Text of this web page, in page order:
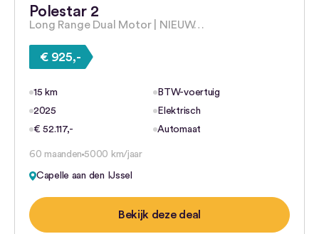
Polestar 2
Long Range Dual Motor | NIEUW…
€ 925,-
15 km
BTW-voertuig
2025
Elektrisch
€ 52.117,-
Automaat
60 maanden 5000 km/jaar
Capelle aan den IJssel
Bekijk deze deal